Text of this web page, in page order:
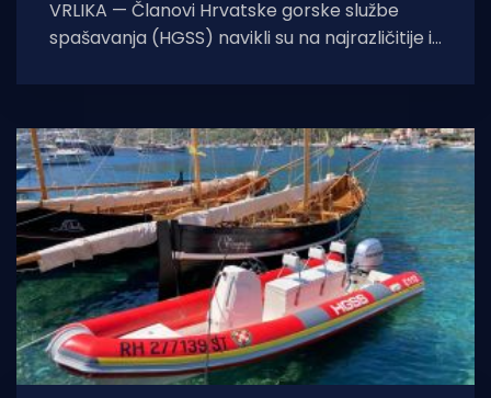
VRLIKA — Članovi Hrvatske gorske službe
spašavanja (HGSS) navikli su na najrazličitije i
ovog ponedjeljka